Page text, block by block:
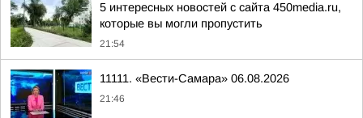
5 интересных новостей с сайта 450media.ru,
которые вы могли пропустить
21:54
11111. «Вести-Самара» 06.08.2026
21:46